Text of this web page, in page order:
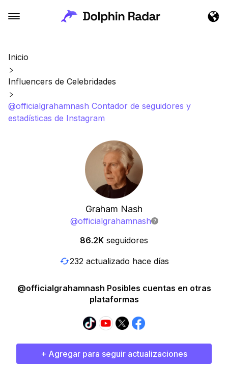
Inicio
Influencers de Celebridades
@officialgrahamnash Contador de seguidores y
estadísticas de Instagram
Graham Nash
@officialgrahamnash
86.2K seguidores
232 actualizado hace días
@officialgrahamnash Posibles cuentas en otras
plataformas
+ Agregar para seguir actualizaciones